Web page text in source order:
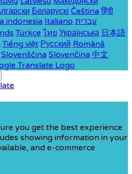
Беларускі Čeština हिंदी
indonesia Italiano עברית
Türkçe ไทย Українська 日本語
Tiếng việt Русский Română
Slovenščina Slovenčina 中文
you get the best experience
showing information in your
and e-commerce